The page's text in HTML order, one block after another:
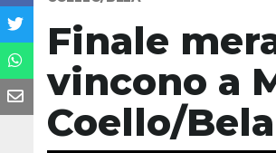
Finale
vincono a
Coello/Bela